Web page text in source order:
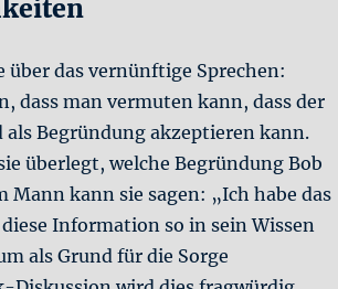
über das vernünftige Sprechen:
dass man vermuten kann, dass der
als Begründung akzeptieren kann.
überlegt, welche Begründung Bob
kann sie sagen: „Ich habe das
Information so in sein Wissen
als Grund für die Sorge